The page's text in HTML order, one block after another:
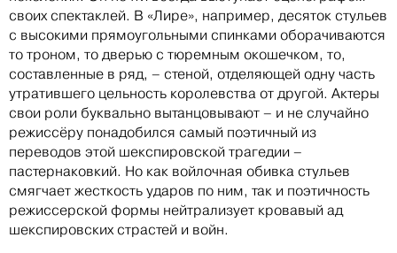
своих спектаклей. В «Лире», например, десяток стульев
с высокими прямоугольными спинками оборачиваются
то троном, то дверью с тюремным окошечком, то,
составленные в ряд, – стеной, отделяющей одну часть
утратившего цельность королевства от другой. Актеры
свои роли буквально вытанцовывают – и не случайно
режиссёру понадобился самый поэтичный из
переводов этой шекспировской трагедии –
пастернаковкий. Но как войлочная обивка стульев
смягчает жесткость ударов по ним, так и поэтичность
режиссерской формы нейтрализует кровавый ад
шекспировских страстей и войн.